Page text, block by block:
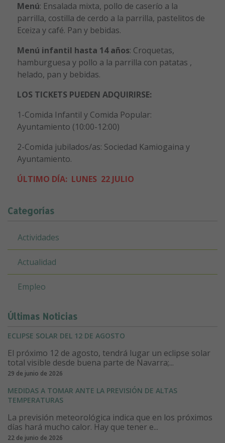
Menú: Ensalada mixta, pollo de caserío a la
parrilla, costilla de cerdo a la parrilla, pastelitos de
Eceiza y café. Pan y bebidas.
Menú infantil hasta 14 años: Croquetas,
hamburguesa y pollo a la parrilla con patatas ,
helado, pan y bebidas.
LOS TICKETS PUEDEN ADQUIRIRSE:
1-Comida Infantil y Comida Popular:
Ayuntamiento (10:00-12:00)
2-Comida jubilados/as: Sociedad Kamiogaina y
Ayuntamiento.
ÚLTIMO DÍA: LUNES 22 JULIO
Categorías
Actividades
Actualidad
Empleo
Últimas Noticias
ECLIPSE SOLAR DEL 12 DE AGOSTO
El próximo 12 de agosto, tendrá lugar un eclipse solar
total visible desde buena parte de Navarra;...
29 de junio de 2026
MEDIDAS A TOMAR ANTE LA PREVISIÓN DE ALTAS
TEMPERATURAS
La previsión meteorológica indica que en los próximos
días hará mucho calor. Hay que tener e...
22 de junio de 2026